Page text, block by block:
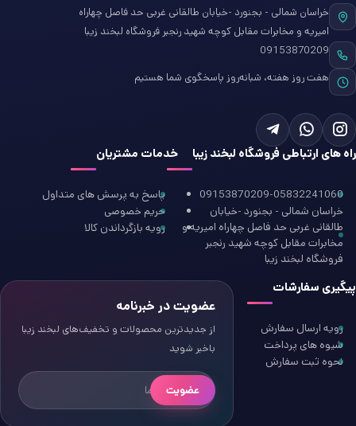
خراسان شمالی - بجنورد -خیابان طالقانی غربی حد فاصل چهاراه
امیریه و مخابرات مقابل کوچه شهید رنجبر فروشگاه لبخند زیبا
09153870209
هفت روز هفته، شبانه‌روز پاسخگوی شما هستیم
راه های ارتباطی فروشگاه لبخند زیبا
09153870209-05832241060
خراسان شمالی - بجنورد -خیابان
طالقانی غربی حد فاصل چهاراه امیریه و
مخابرات مقابل کوچه شهید رنجبر
فروشگاه لبخند زیبا
خدمات مشتریان
پاسخ به پرسش های متداول
حریم خصوصی
رویه بازگرداندن کالا
پیگیری سفارشات
رویه ارسال سفارش
شیوه های پرداخت
نحوه ثبت سفارش
عضویت در خبرنامه
از جدیدترین محصولات و تخفیف‌های لبخند زیبا
باخبر شوید
عضویت